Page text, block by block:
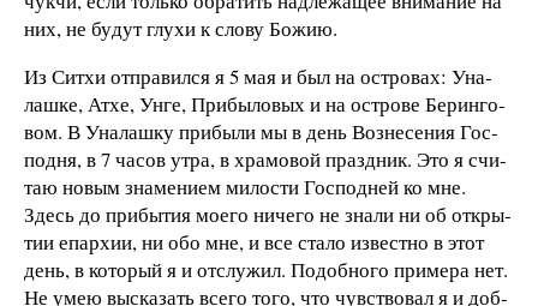
них, не бу­дут глу­хи к сло­ву Бо­жию.
Из Сит­хи от­пра­вил­ся я 5 мая и был на ос­т­ро­вах: Уна­
лаш­ке, Ат­хе, Ун­ге, При­бы­ло­вых и на ос­т­ро­ве Бе­рин­го­
вом. В Уна­лаш­ку при­бы­ли мы в день Воз­не­се­ния Гос­
под­ня, в 7 ча­сов ут­ра, в хра­мо­вой пра­зд­ник. Это я счи­
таю но­вым зна­ме­ни­ем ми­ло­с­ти Гос­под­ней ко мне.
Здесь до при­бы­тия мо­е­го ни­че­го не зна­ли ни об от­кры­
тии епар­хии, ни обо мне, и все ста­ло из­ве­ст­но в этот
день, в ко­то­рый я и от­слу­жил. По­доб­но­го при­ме­ра нет.
Не умею вы­ска­зать все­го то­го, что чув­ст­во­вал я и до­б­